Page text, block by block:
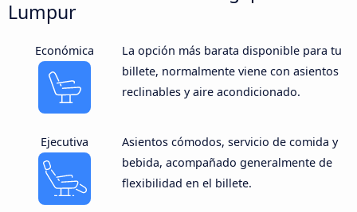
Lumpur
Económica
La opción más barata disponible para tu
billete, normalmente viene con asientos
reclinables y aire acondicionado.
Ejecutiva
Asientos cómodos, servicio de comida y
bebida, acompañado generalmente de
flexibilidad en el billete.